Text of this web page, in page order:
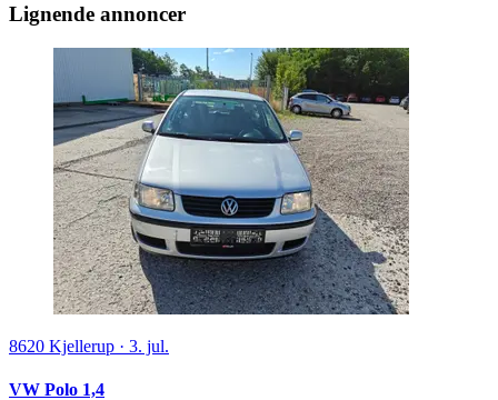
Lignende annoncer
8620 Kjellerup · 3. jul.
VW Polo 1,4